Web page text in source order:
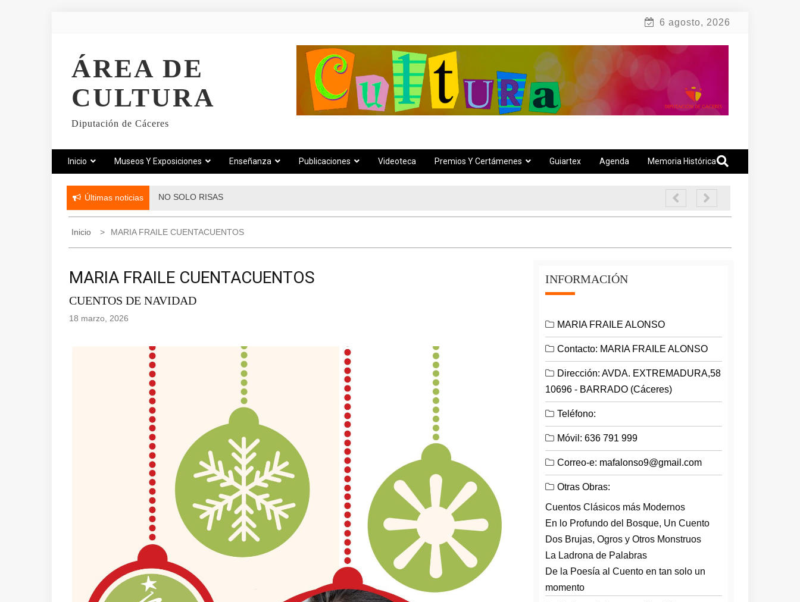
6 agosto, 2026
ÁREA DE
CULTURA
Diputación de Cáceres
Inicio Museos Y Exposiciones Enseñanza Publicaciones Videoteca Premios Y Certámenes Guiartex Agenda Memoria Histórica
Últimas noticias NO SOLO RISAS
Inicio MARIA FRAILE CUENTACUENTOS
MARIA FRAILE CUENTACUENTOS
CUENTOS DE NAVIDAD
18 marzo, 2026
INFORMACIÓN
MARIA FRAILE ALONSO
Contacto: MARIA FRAILE ALONSO
Dirección: AVDA. EXTREMADURA,58
10696 - BARRADO (Cáceres)
Teléfono:
Móvil: 636 791 999
Correo-e: mafalonso9@gmail.com
Otras Obras:
Cuentos Clásicos más Modernos
En lo Profundo del Bosque, Un Cuento
Dos Brujas, Ogros y Otros Monstruos
La Ladrona de Palabras
De la Poesía al Cuento en tan solo un
momento